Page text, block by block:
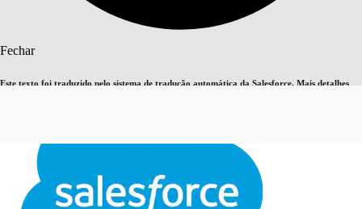
Fechar
Este texto foi traduzido pelo sistema de tradução automática da Salesforce. Mais detalhes
Fechar Fechar